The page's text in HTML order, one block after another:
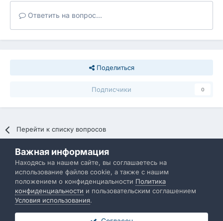
Ответить на вопрос...
Поделиться
Подписчики 0
Перейти к списку вопросов
Политика конфиденциальности Обратная связь
IBResource
Powered by Invision Community
Важная информация
Находясь на нашем сайте, вы соглашаетесь на
использование файлов cookie, а также с нашим
положением о конфиденциальности Политика
конфиденциальности и пользовательским соглашением
Условия использования.